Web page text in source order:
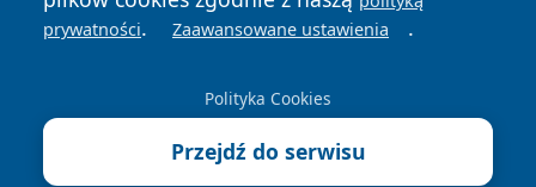
prywatności. Zaawansowane ustawienia .
Polityka Cookies
Przejdź do serwisu